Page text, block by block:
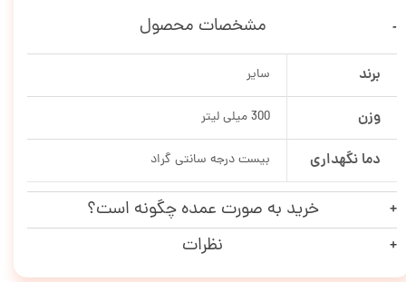
مشخصات محصول
برند سایر
وزن 300 میلی لیتر
دما نگهداری بیست درجه سانتی گراد
خرید به صورت عمده چگونه است؟
نظرات